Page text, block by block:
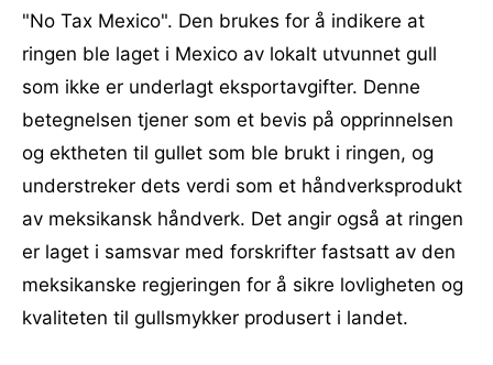
"No Tax Mexico". Den brukes for å indikere at
ringen ble laget i Mexico av lokalt utvunnet gull
som ikke er underlagt eksportavgifter. Denne
betegnelsen tjener som et bevis på opprinnelsen
og ektheten til gullet som ble brukt i ringen, og
understreker dets verdi som et håndverksprodukt
av meksikansk håndverk. Det angir også at ringen
er laget i samsvar med forskrifter fastsatt av den
meksikanske regjeringen for å sikre lovligheten og
kvaliteten til gullsmykker produsert i landet.